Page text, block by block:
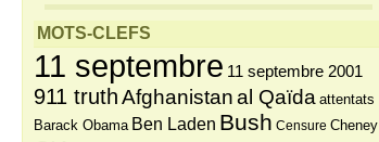
MOTS-CLEFS
11 septembre 11 septembre 2001
911 truthAfghanistanal Qaïda attentats
Barack Obama Ben Laden Bush Censure Cheney